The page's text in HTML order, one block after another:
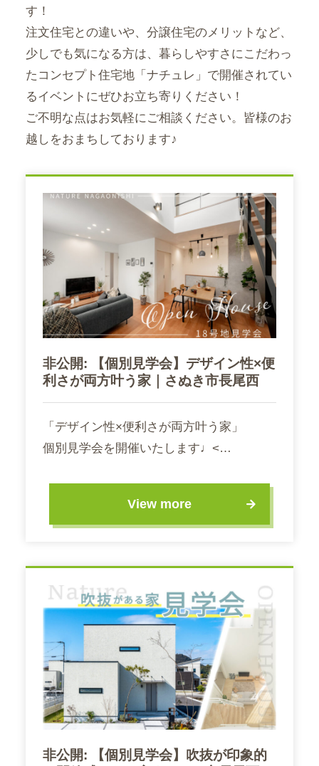
す！
注文住宅との違いや、分譲住宅のメリットなど、
少しでも気になる方は、暮らしやすさにこだわっ
たコンセプト住宅地「ナチュレ」で開催されてい
るイベントにぜひお立ち寄りください！
ご不明な点はお気軽にご相談ください。皆様のお
越しをおまちしております♪
非公開: 【個別見学会】デザイン性×便
利さが両方叶う家｜さぬき市長尾西
「デザイン性×便利さが両方叶う家」
個別見学会を開催いたします♩<…
View more
非公開: 【個別見学会】吹抜が印象的